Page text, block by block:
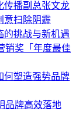
传播副总张文龙
意扫除阴霾
的挑战与新机遇
销奖「年度最佳
何塑造强势品牌
品牌高效落地